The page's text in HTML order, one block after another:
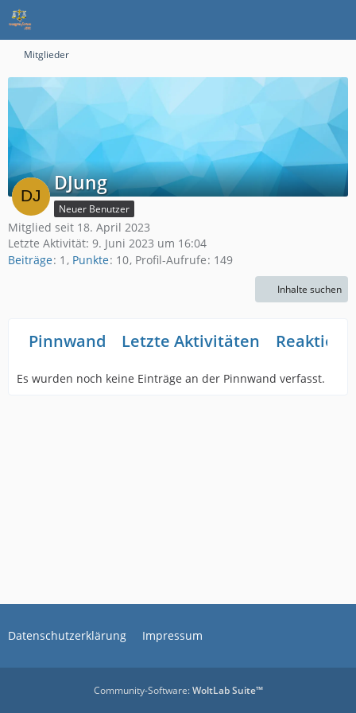
Mitglieder
DJung
Neuer Benutzer
Mitglied seit 18. April 2023
Letzte Aktivität: 9. Juni 2023 um 16:04
Beiträge 1 Punkte 10 Profil-Aufrufe 149
Inhalte suchen
Pinnwand Letzte Aktivitäten
Es wurden noch keine Einträge an der Pinnwand verfasst.
Datenschutzerklärung Impressum
Community-Software:WoltLab Suite™